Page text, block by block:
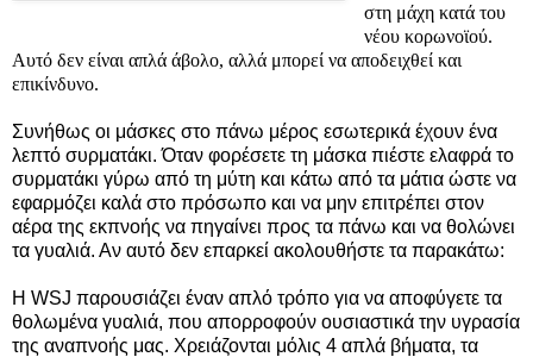
στη μάχη κατά του
νέου κορωνοϊού.
Αυτό δεν είναι απλά άβολο, αλλά μπορεί να αποδειχθεί και
επικίνδυνο.
Συνήθως οι μάσκες στο πάνω μέρος εσωτερικά έχουν ένα
λεπτό συρματάκι. Όταν φορέσετε τη μάσκα πιέστε ελαφρά το
συρματάκι γύρω από τη μύτη και κάτω από τα μάτια ώστε να
εφαρμόζει καλά στο πρόσωπο και να μην επιτρέπει στον
αέρα της εκπνοής να πηγαίνει προς τα πάνω και να θολώνει
τα γυαλιά. Αν αυτό δεν επαρκεί ακολουθήστε τα παρακάτω:
Η WSJ παρουσιάζει έναν απλό τρόπο για να αποφύγετε τα
θολωμένα γυαλιά, που απορροφούν ουσιαστικά την υγρασία
της αναπνοής μας. Xρειάζονται μόλις 4 απλά βήματα, τα